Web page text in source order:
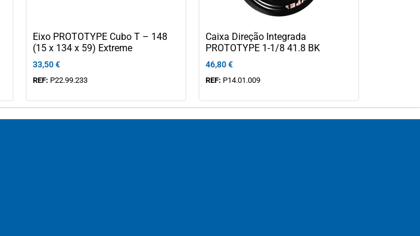
Eixo PROTOTYPE Cubo T – 148
(15 x 134 x 59) Extreme
33,50€
REF: P22.99.233
Caixa Direção Integrada
PROTOTYPE 1-1/8 41.8 BK
46,80€
REF: P14.01.009